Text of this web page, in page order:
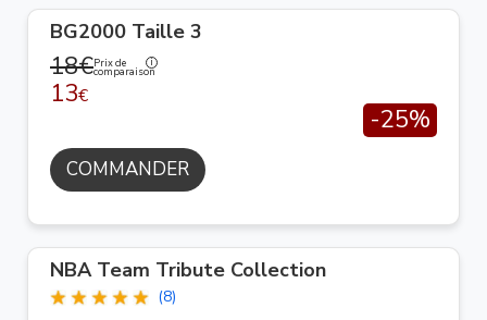
BG2000 Taille 3
18€Prix de
comparaison
13€
-25%
COMMANDER
NBA Team Tribute Collection
(8)